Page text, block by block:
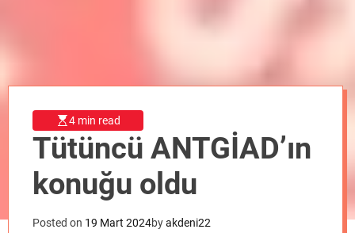
4 min read
Tütüncü ANTGİAD’ın
konuğu oldu
Posted on 19 Mart 2024byakdeni22